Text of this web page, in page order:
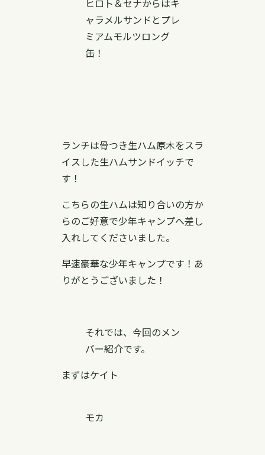
ヒロト＆セナからはキ
ャラメルサンドとプレ
ミアムモルツロング
缶！
ランチは骨つき生ハム原木をスラ
イスした生ハムサンドイッチで
す！
こちらの生ハムは知り合いの方か
らのご好意で少年キャンプへ差し
入れしてくださいました。
早速豪華な少年キャンプです！あ
りがとうございました！
それでは、今回のメン
バー紹介です。
まずはケイト
モカ